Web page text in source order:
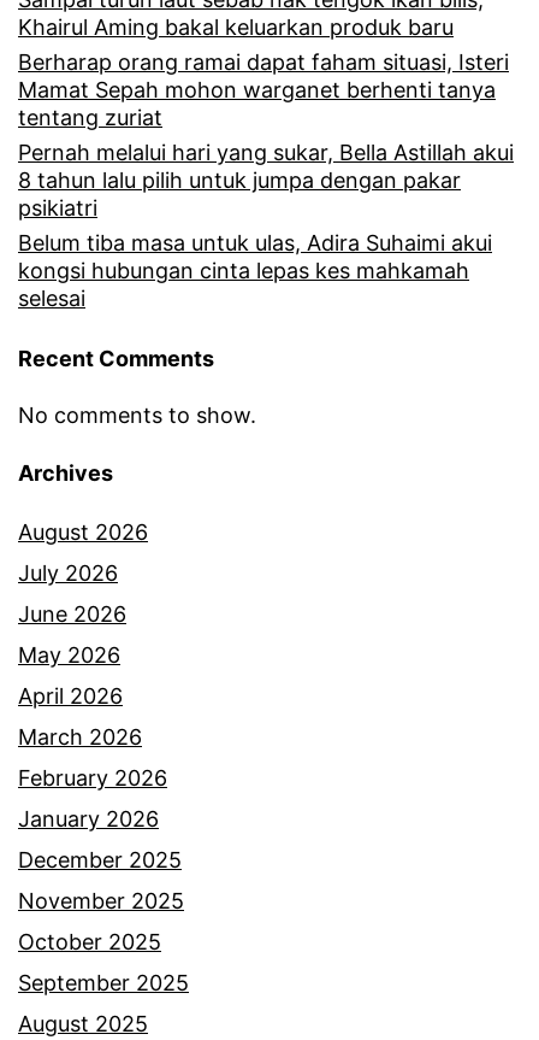
Khairul Aming bakal keluarkan produk baru
Berharap orang ramai dapat faham situasi, Isteri
Mamat Sepah mohon warganet berhenti tanya
tentang zuriat
Pernah melalui hari yang sukar, Bella Astillah akui
8 tahun lalu pilih untuk jumpa dengan pakar
psikiatri
Belum tiba masa untuk ulas, Adira Suhaimi akui
kongsi hubungan cinta lepas kes mahkamah
selesai
Recent Comments
No comments to show.
Archives
August 2026
July 2026
June 2026
May 2026
April 2026
March 2026
February 2026
January 2026
December 2025
November 2025
October 2025
September 2025
August 2025